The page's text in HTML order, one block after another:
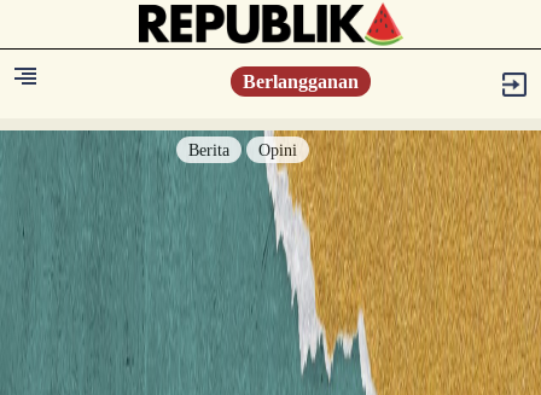
Berlangganan
Berita Opini
Berita
Islam Digest
Hikmah